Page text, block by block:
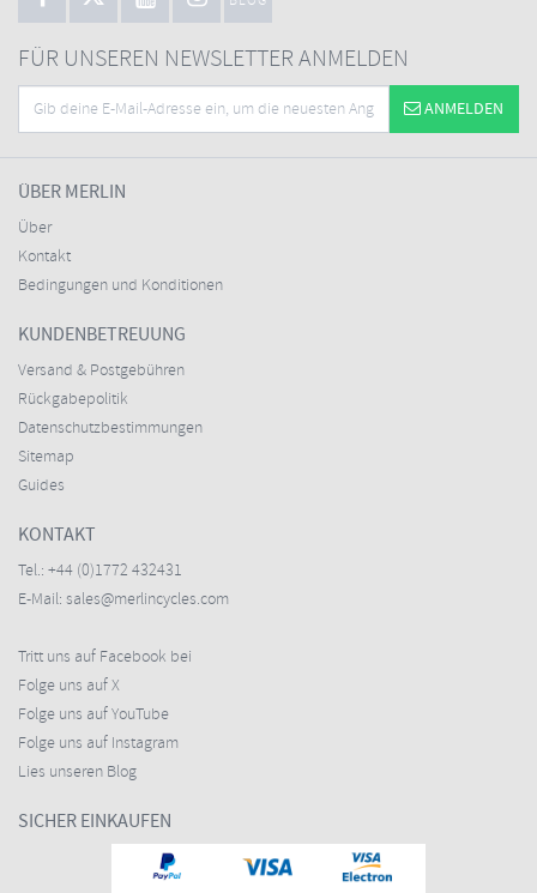
FÜR UNSEREN NEWSLETTER ANMELDEN
ANMELDEN
ÜBER MERLIN
Über
Kontakt
Bedingungen und Konditionen
KUNDENBETREUUNG
Versand & Postgebühren
Rückgabepolitik
Datenschutzbestimmungen
Sitemap
Guides
KONTAKT
Tel.: +44 (0)1772 432431
E-Mail: sales@merlincycles.com
Tritt uns auf Facebook bei
Folge uns auf X
Folge uns auf YouTube
Folge uns auf Instagram
Lies unseren Blog
SICHER EINKAUFEN